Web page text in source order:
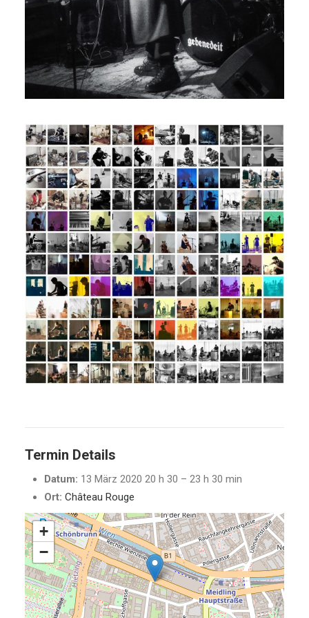
Termin Details
Datum: 13 März 2020 20 h 30 – 23 h 30 min
Ort: Château Rouge
+
−